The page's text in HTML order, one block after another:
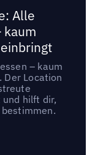
Alle
kaum
– kaum
Der Location
und hilft dir,